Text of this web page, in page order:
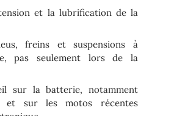
et la lubrification de la
freins et suspensions à
pas seulement lors de la
sur la batterie, notamment
et sur les motos récentes